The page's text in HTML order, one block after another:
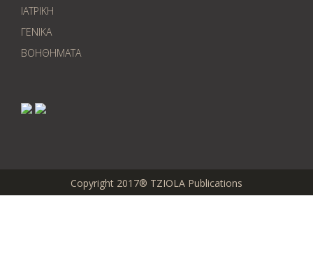
ΙΑΤΡΙΚΗ
ΓΕΝΙΚΑ
ΒΟΗΘΗΜΑΤΑ
Copyright 2017® TZIOLA Publications